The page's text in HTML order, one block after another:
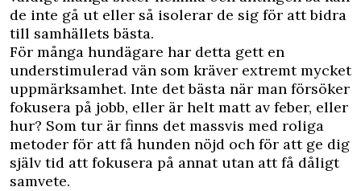
de inte gå ut eller så isolerar de sig för att bidra
till samhällets bästa.
För många hundägare har detta gett en
understimulerad vän som kräver extremt mycket
uppmärksamhet. Inte det bästa när man försöker
fokusera på jobb, eller är helt matt av feber, eller
hur? Som tur är finns det massvis med roliga
metoder för att få hunden nöjd och för att ge dig
själv tid att fokusera på annat utan att få dåligt
samvete.